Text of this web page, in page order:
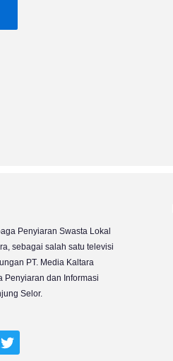
Penyiaran Swasta Lokal
sebagai salah satu televisi
PT. Media Kaltara
Penyiaran dan Informasi
Selor.
w
i